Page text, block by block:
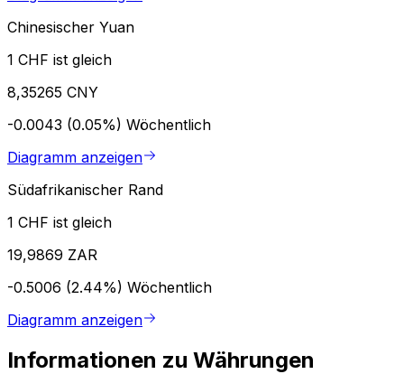
Chinesischer Yuan
1 CHF ist gleich
8,35265 CNY
-0.0043 (0.05%) Wöchentlich
Diagramm anzeigen
Südafrikanischer Rand
1 CHF ist gleich
19,9869 ZAR
-0.5006 (2.44%) Wöchentlich
Diagramm anzeigen
Informationen zu Währungen